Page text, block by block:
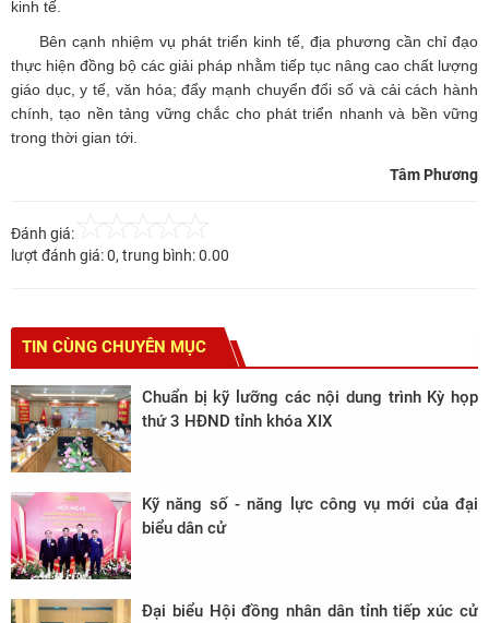
kinh tế.
Bên cạnh nhiệm vụ phát triển kinh tế, địa phương cần chỉ đạo
thực hiện đồng bộ các giải pháp nhằm tiếp tục nâng cao chất lượng
giáo dục, y tế, văn hóa; đẩy mạnh chuyển đổi số và cải cách hành
chính, tạo nền tảng vững chắc cho phát triển nhanh và bền vững
trong thời gian tới.
Tâm Phương
Đánh giá:
lượt đánh giá:0, trung bình:0.00
TIN CÙNG CHUYÊN MỤC
Chuẩn bị kỹ lưỡng các nội dung trình Kỳ họp
thứ 3 HĐND tỉnh khóa XIX
Kỹ năng số - năng lực công vụ mới của đại
biểu dân cử
Đại biểu Hội đồng nhân dân tỉnh tiếp xúc cử